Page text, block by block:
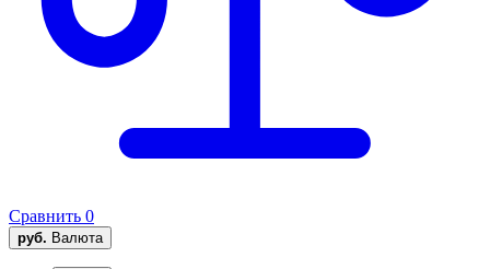
Сравнить 0
руб. Валюта